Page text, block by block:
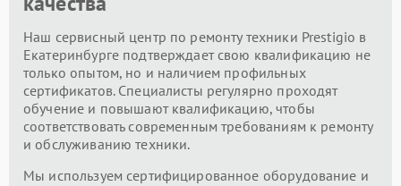
Наш сервисный центр по ремонту техники Prestigio в
Екатеринбурге подтверждает свою квалификацию не
только опытом, но и наличием профильных
сертификатов. Специалисты регулярно проходят
обучение и повышают квалификацию, чтобы
соответствовать современным требованиям к ремонту
и обслуживанию техники.
Мы используем сертифицированное оборудование и